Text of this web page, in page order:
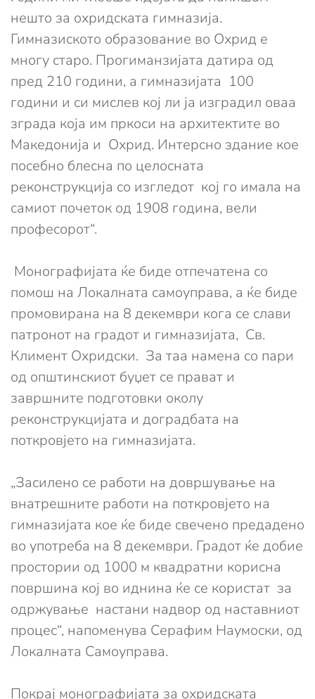
нешто за охридската гимназија.
Гимназиското образование во Охрид е
многу старо. Прогиманзијата датира од
пред 210 години, а гимназијата 100
години и си мислев кој ли ја изградил оваа
зграда која им пркоси на архитектите во
Македонија и Охрид. Интерсно здание кое
посебно блесна по целосната
реконструкција со изгледот кој го имала на
самиот почеток од 1908 година, вели
професорот“.
Монографијата ќе биде отпечатена со
помош на Локалната самоуправа, а ќе биде
промовирана на 8 декември кога се слави
патронот на градот и гимназијата, Св.
Климент Охридски. За таа намена со пари
од општинскиот буџет се прават и
завршните подготовки околу
реконструкцијата и доградбата на
поткровјето на гимназијата.
„Засилено се работи на довршување на
внатрешните работи на поткровјето на
гимназијата кое ќе биде свечено предадено
во употреба на 8 декември. Градот ќе добие
простории од 1000 м квадратни корисна
површина кој во иднина ќе се користат за
одржување настани надвор од наставниот
процес“, напоменува Серафим Наумоски, од
Локалната Самоуправа.
Покрај монографијата за охридската